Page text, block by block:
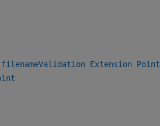
Extension Point